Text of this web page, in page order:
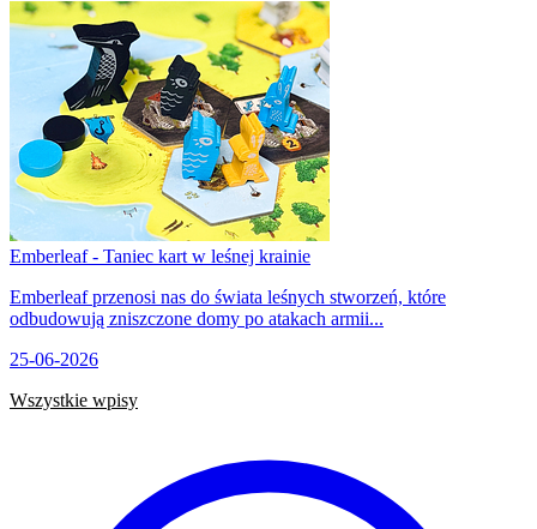
Emberleaf - Taniec kart w leśnej krainie
Emberleaf przenosi nas do świata leśnych stworzeń, które
odbudowują zniszczone domy po atakach armii...
25-06-2026
Wszystkie wpisy